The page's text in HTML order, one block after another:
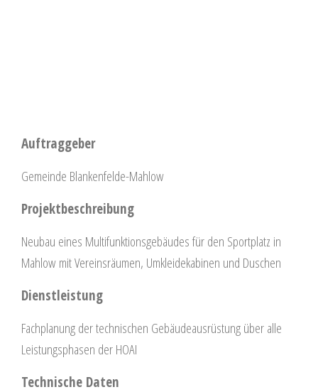
Auftraggeber
Gemeinde Blankenfelde-Mahlow
Projektbeschreibung
Neubau eines Multifunktionsgebäudes für den Sportplatz in
Mahlow mit Vereinsräumen, Umkleidekabinen und Duschen
Dienstleistung
Fachplanung der technischen Gebäudeausrüstung über alle
Leistungsphasen der HOAI
Technische Daten